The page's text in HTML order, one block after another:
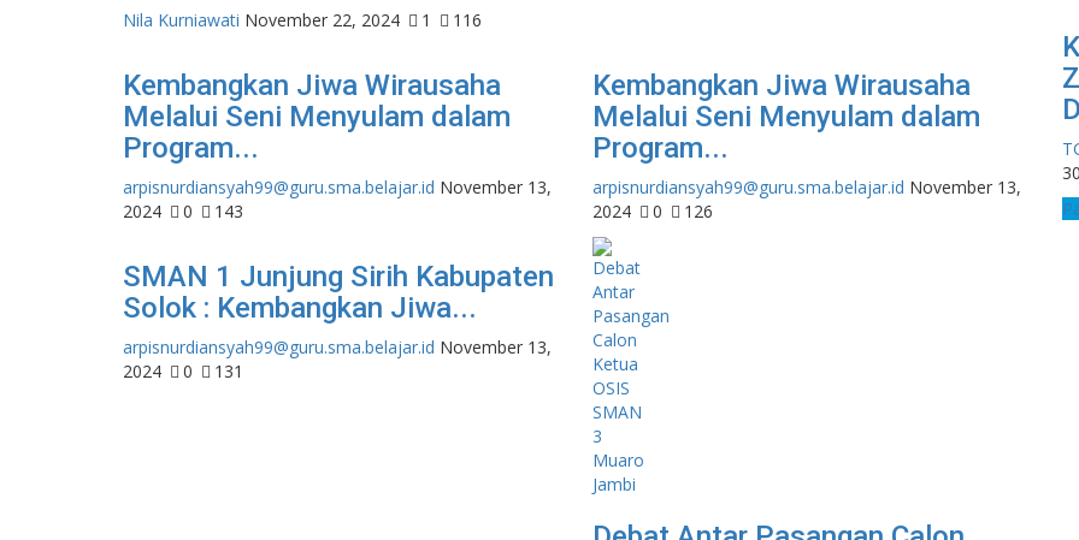
Nila Kurniawati November 22, 2024 1 116
Kembangkan Jiwa Wirausaha
Melalui Seni Menyulam dalam
Program...
arpisnurdiansyah99@guru.sma.belajar.id November 13,
2024
0 143
Kembangkan Jiwa Wirausaha
Melalui Seni Menyulam dalam
Program...
arpisnurdiansyah99@guru.sma.belajar.id November 13,
2024
0 126
SMAN 1 Junjung Sirih Kabupaten
Solok : Kembangkan Jiwa...
arpisnurdiansyah99@guru.sma.belajar.id November 13,
2024
0 131